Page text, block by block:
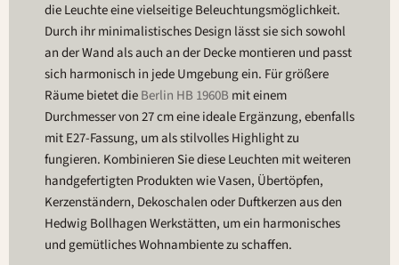
die Leuchte eine vielseitige Beleuchtungsmöglichkeit.
Durch ihr minimalistisches Design lässt sie sich sowohl
an der Wand als auch an der Decke montieren und passt
sich harmonisch in jede Umgebung ein. Für größere
Räume bietet dieBerlin HB 1960B mit einem
Durchmesser von 27 cm eine ideale Ergänzung, ebenfalls
mit E27-Fassung, um als stilvolles Highlight zu
fungieren. Kombinieren Sie diese Leuchten mit weiteren
handgefertigten Produkten wie Vasen, Übertöpfen,
Kerzenständern, Dekoschalen oder Duftkerzen aus den
Hedwig Bollhagen Werkstätten, um ein harmonisches
und gemütliches Wohnambiente zu schaffen.